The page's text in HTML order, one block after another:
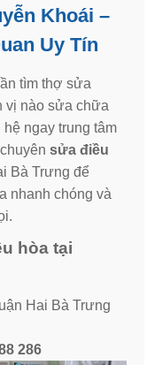
Khoái –
Uy Tín
tìm thợ sửa
vị nào sửa chữa
ngay trung tâm
sửa điều
Bà Trưng để
nhanh chóng và
hòa tại
Hai Bà Trưng
286